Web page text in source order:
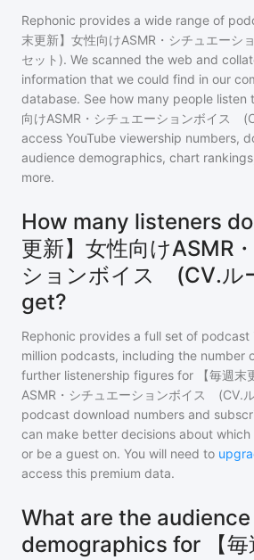
Rephonic provides a wide range of
末更新】女性向けASMR・シチュエー
セット). We scanned the web and
information that we could find in our
database. See how many people listen
向けASMR・シチュエーションボイス
access YouTube viewership numbers,
audience demographics, chart
more.
How many listeners
更新】女性向けASMR
ションボイス (CV.ル
get?
Rephonic provides a full set of podcast
million podcasts, including the number
further listenership figures for
【毎週
ASMR・シチュエーションボイス (CV.
podcast download numbers and
can make better decisions about
or be a guest on. You will need to
access this premium data.
What are the audience
demographics for 【毎